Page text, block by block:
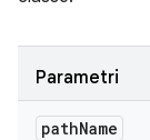
Parametri
pathName